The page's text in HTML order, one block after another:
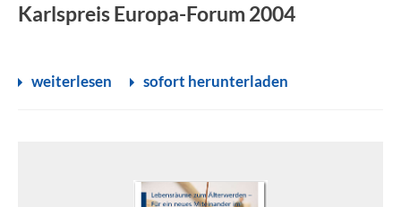
Karlspreis Europa-Forum 2004
weiterlesen sofort herunterladen